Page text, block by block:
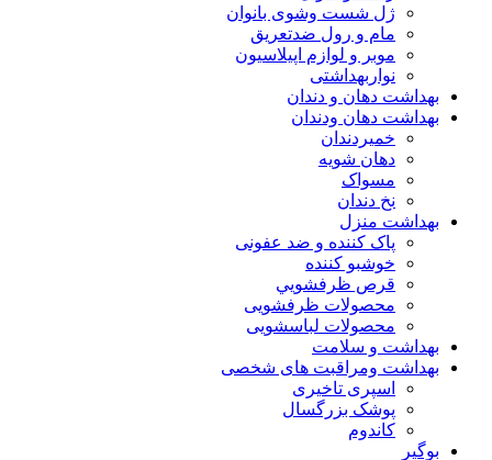
ژل شست وشوی بانوان
مام و رول ضدتعریق
موبر و لوازم اپیلاسیون
نواربهداشتی
بهداشت دهان و دندان
بهداشت دهان ودندان
خمیردندان
دهان شویه
مسواک
نخ دندان
بهداشت منزل
پاک کننده و ضد عفونی
خوشبو کننده
قرص ظرفشويي
محصولات ظرفشویی
محصولات لباسشویی
بهداشت و سلامت
بهداشت ومراقبت های شخصی
اسپری تاخیری
پوشک بزرگسال
کاندوم
بوگیر